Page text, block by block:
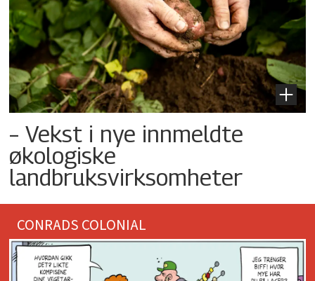
– Vekst i nye innmeldte
økologiske
landbruksvirksomheter
CONRADS COLONIAL